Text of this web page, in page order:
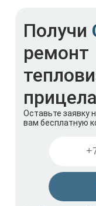
Получи
ремонт
Оставьте заявку
вам бесплатную